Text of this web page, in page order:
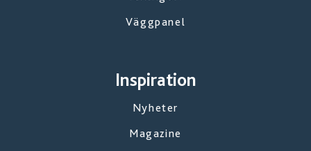
Väggpanel
Inspiration
Nyheter
Magazine